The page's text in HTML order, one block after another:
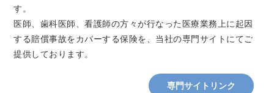
す。
医師、歯科医師、看護師の方々が行なった医療業務上に起因
する賠償事故をカバーする保険を、当社の専門サイトにてご
提供しております。
専門サイトリンク